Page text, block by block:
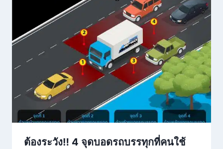
ต้องระวัง‼️ 4 จุดบอดรถบรรทุกที่คนใช้